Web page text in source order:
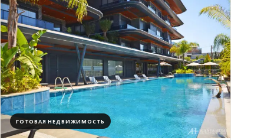
ГОТОВАЯ НЕДВИЖИМОСТЬ